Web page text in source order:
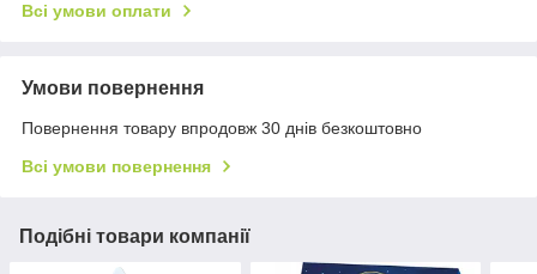
Всі умови оплати
Умови повернення
Повернення товару впродовж 30 днів безкоштовно
Всі умови повернення
Подібні товари компанії